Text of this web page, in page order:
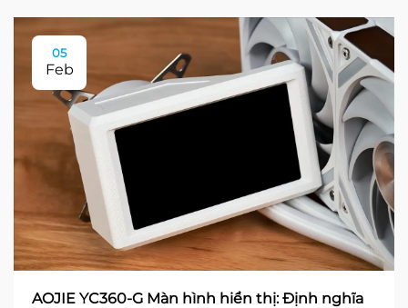
05
Feb
AOJIE YC360-G Màn hình hiển thị: Định nghĩa